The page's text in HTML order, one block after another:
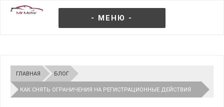
- МЕНЮ -
ГЛАВНАЯ БЛОГ
КАК СНЯТЬ ОГРАНИЧЕНИЯ НА РЕГИСТРАЦИОННЫЕ ДЕЙСТВИЯ